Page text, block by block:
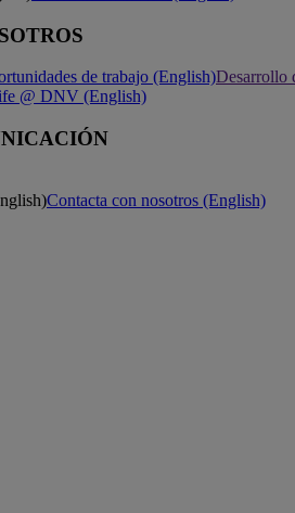
de trabajo (English)Desarrollo
@ DNV (English)
Contacta con nosotros (English)